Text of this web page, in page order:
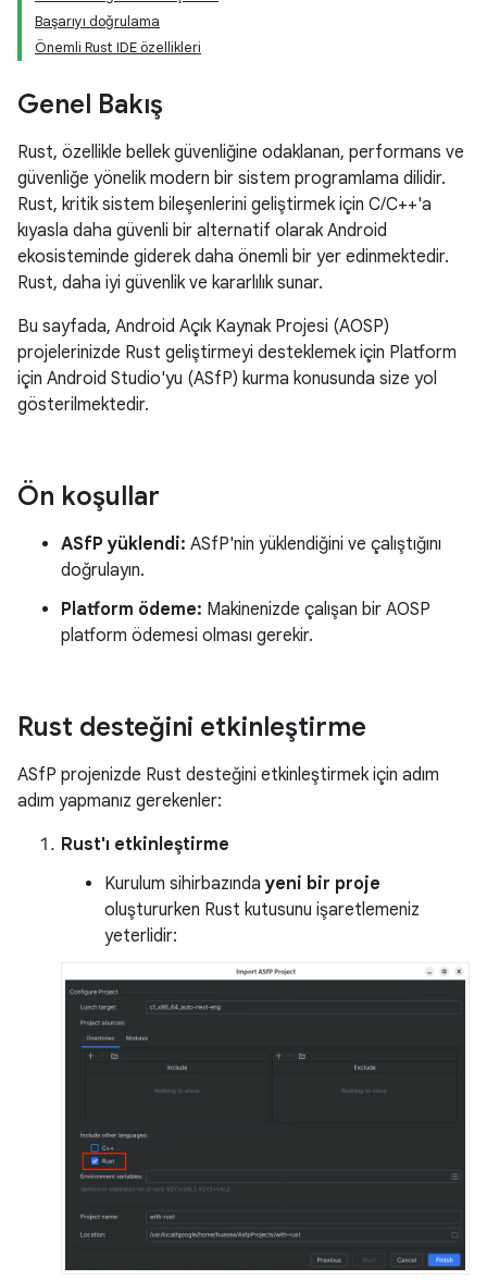
Başarıyı doğrulama
Önemli Rust IDE özellikleri
Genel Bakış
Rust, özellikle bellek güvenliğine odaklanan, performans ve
güvenliğe yönelik modern bir sistem programlama dilidir.
Rust, kritik sistem bileşenlerini geliştirmek için C/C++'a
kıyasla daha güvenli bir alternatif olarak Android
ekosisteminde giderek daha önemli bir yer edinmektedir.
Rust, daha iyi güvenlik ve kararlılık sunar.
Bu sayfada, Android Açık Kaynak Projesi (AOSP)
projelerinizde Rust geliştirmeyi desteklemek için Platform
için Android Studio'yu (ASfP) kurma konusunda size yol
gösterilmektedir.
Ön koşullar
ASfP yüklendi: ASfP'nin yüklendiğini ve çalıştığını
doğrulayın.
Platform ödeme: Makinenizde çalışan bir AOSP
platform ödemesi olması gerekir.
Rust desteğini etkinleştirme
ASfP projenizde Rust desteğini etkinleştirmek için adım
adım yapmanız gerekenler:
Rust'ı etkinleştirme
Kurulum sihirbazında yeni bir proje
oluştururken Rust kutusunu işaretlemeniz
yeterlidir: